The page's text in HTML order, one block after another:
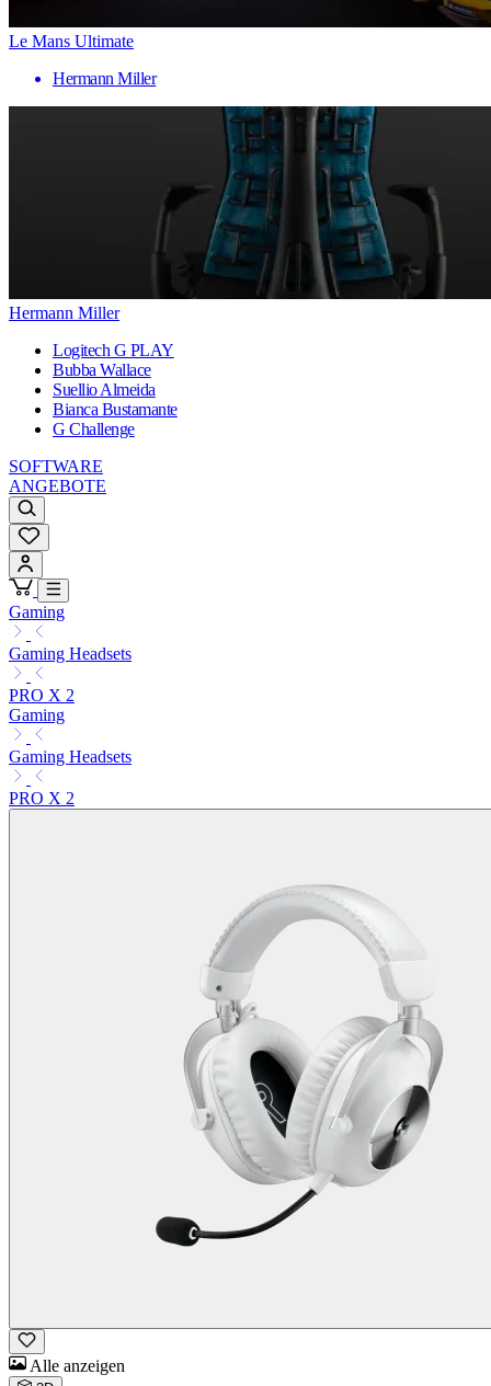
Le Mans Ultimate
Hermann Miller
Hermann Miller
Logitech G PLAY
Bubba Wallace
Suellio Almeida
Bianca Bustamante
G Challenge
SOFTWARE
ANGEBOTE
Gaming
Gaming Headsets
PRO X 2
Gaming
Gaming Headsets
PRO X 2
Alle anzeigen